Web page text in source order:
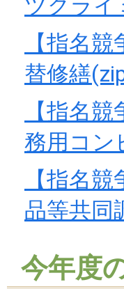
ツクライ
【指名
替修繕
【指名
務用コン
【指名
品等共同
今年度